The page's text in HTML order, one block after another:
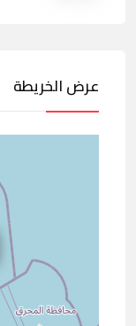
عرض الخريطة